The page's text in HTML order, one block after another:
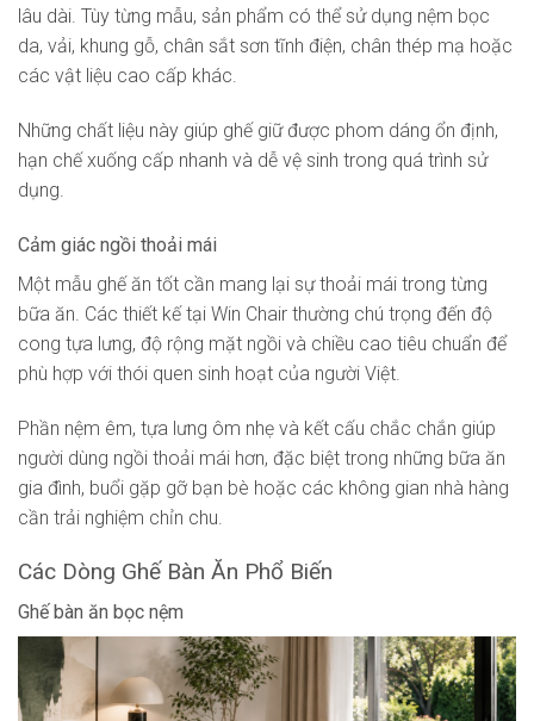
lâu dài. Tùy từng mẫu, sản phẩm có thể sử dụng nệm bọc
da, vải, khung gỗ, chân sắt sơn tĩnh điện, chân thép mạ hoặc
các vật liệu cao cấp khác.
Những chất liệu này giúp ghế giữ được phom dáng ổn định,
hạn chế xuống cấp nhanh và dễ vệ sinh trong quá trình sử
dụng.
Cảm giác ngồi thoải mái
Một mẫu ghế ăn tốt cần mang lại sự thoải mái trong từng
bữa ăn. Các thiết kế tại Win Chair thường chú trọng đến độ
cong tựa lưng, độ rộng mặt ngồi và chiều cao tiêu chuẩn để
phù hợp với thói quen sinh hoạt của người Việt.
Phần nệm êm, tựa lưng ôm nhẹ và kết cấu chắc chắn giúp
người dùng ngồi thoải mái hơn, đặc biệt trong những bữa ăn
gia đình, buổi gặp gỡ bạn bè hoặc các không gian nhà hàng
cần trải nghiệm chỉn chu.
Các Dòng Ghế Bàn Ăn Phổ Biến
Ghế bàn ăn bọc nệm